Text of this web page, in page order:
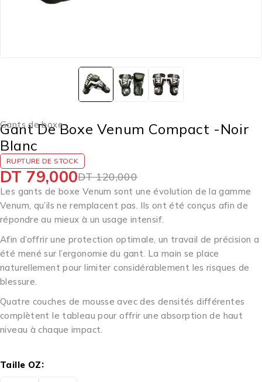
Gants de boxe
Gant De Boxe Venum Compact -Noir
Blanc
RUPTURE DE STOCK
DT120,000
DT 79,000
Les gants de boxe Venum sont une évolution de la gamme
Venum, qu’ils ne remplacent pas. Ils ont été conçus afin de
répondre au mieux à un usage intensif.
Afin d’offrir une protection optimale, un travail de précision a
été mené sur l’ergonomie du gant. La main se place
naturellement pour limiter considérablement les risques de
blessure.
Quatre couches de mousse avec des densités différentes
complètent le tableau pour offrir une absorption de haut
niveau à chaque impact.
Taille OZ